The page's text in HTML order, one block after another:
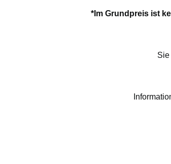
*Im Grundpreis ist
Sie